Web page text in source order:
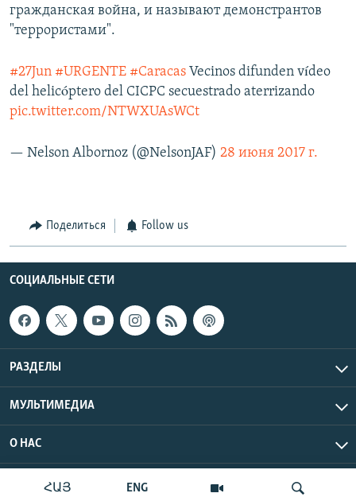
ՀԱՅ ENG
гражданская война, и называют демонстрантов
"террористами".
#27Jun #URGENTE #Caracas Vecinos difunden vídeo
del helicóptero del CICPC secuestrado aterrizando
pic.twitter.com/NTWXUAsWCt
— Nelson Albornoz (@NelsonJAF) 28 июня 2017 г.
Поделиться Follow us
СОЦИАЛЬНЫЕ СЕТИ
РАЗДЕЛЫ
МУЛЬТИМЕДИА
О НАС
Радио Азатутюн © 2026 RFE/RL, Inc. Все права защищены.